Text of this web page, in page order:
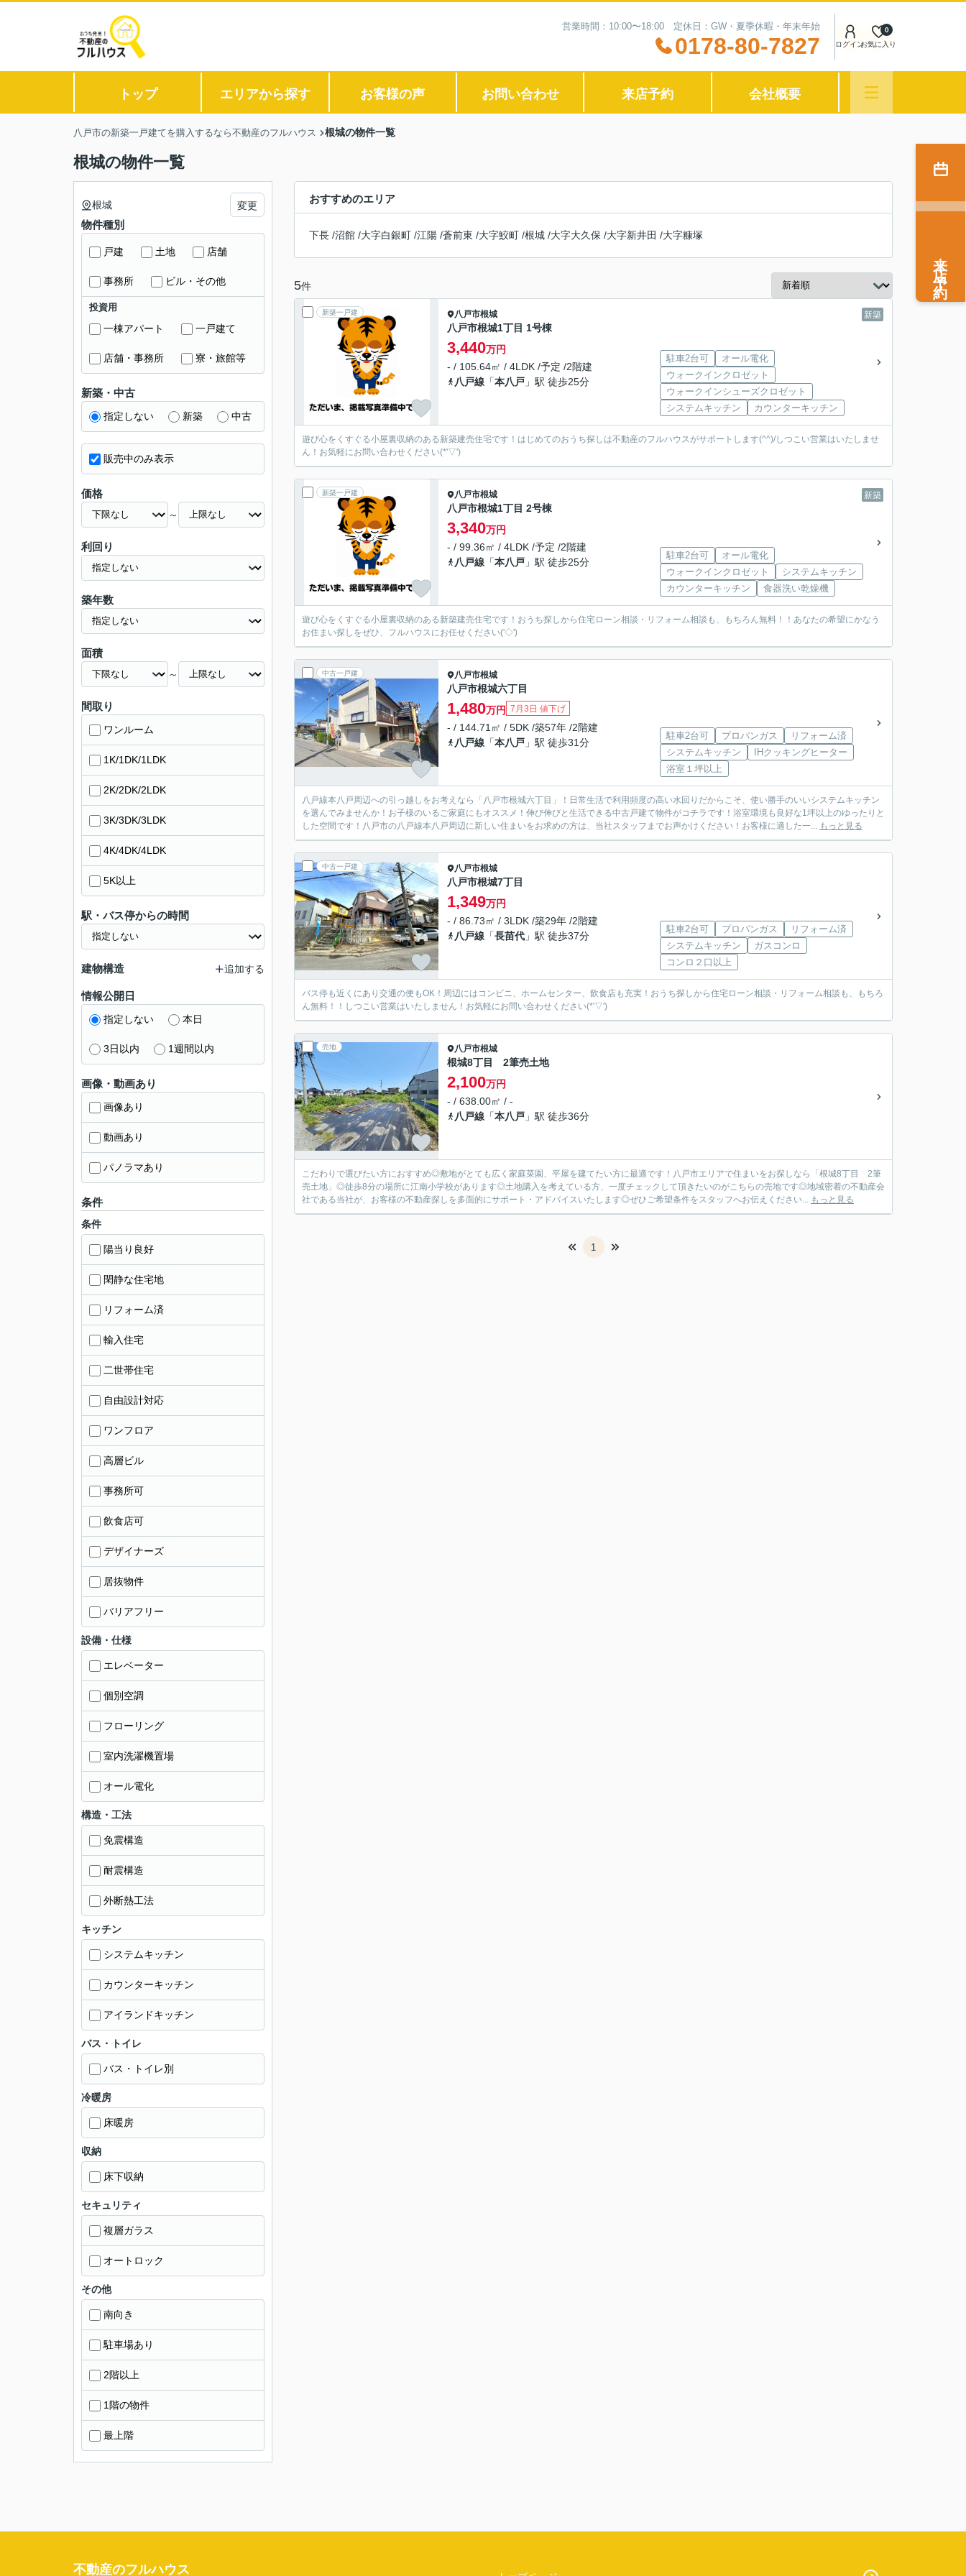
営業時間：10:00〜18:00 定休日：GW・夏季休暇・年末年始
0178-80-7827 ログインお気に入り
0
トップ エリアから探す お客様の声 お問い合わせ 来店予約 会社概要
八戸市の新築一戸建てを購入するなら不動産のフルハウス 根城の物件一覧
根城の物件一覧
おすすめのエリア
下長 /沼館 /大字白銀町 /江陽 /蒼前東 /大字鮫町 /根城 /大字大久保 /大字新井田 /大字糠塚
5件
新築一戸建 新築
八戸市根城
八戸市根城1丁目 1号棟
3,440万円
- / 105.64㎡ / 4LDK /予定 /2階建
八戸線 「本八戸 」駅 徒歩25分
駐車2台可
オール電化
ウォークインクロゼット
ウォークインシューズクロゼット
システムキッチン
カウンターキッチン
遊び心をくすぐる小屋裏収納のある新築建売住宅です！はじめてのおうち探しは不動産のフルハウスがサポートします(^^)/しつこい営業はいたしませ
ん！お気軽にお問い合わせください(*'▽')
新築一戸建 新築
八戸市根城
八戸市根城1丁目 2号棟
3,340万円
- / 99.36㎡ / 4LDK /予定 /2階建
八戸線 「本八戸 」駅 徒歩25分
駐車2台可
オール電化
ウォークインクロゼット
システムキッチン
カウンターキッチン
食器洗い乾燥機
遊び心をくすぐる小屋裏収納のある新築建売住宅です！おうち探しから住宅ローン相談・リフォーム相談も、もちろん無料！！あなたの希望にかなう
お住まい探しをぜひ、フルハウスにお任せください('◇')ゞ
中古一戸建 八戸市根城
八戸市根城六丁目
1,480万円 7月3日 値下げ
- / 144.71㎡ / 5DK /築57年 /2階建
八戸線 「本八戸 」駅 徒歩31分
駐車2台可 プロパンガス
リフォーム済
システムキッチン
IHクッキングヒーター
浴室１坪以上
八戸線本八戸周辺への引っ越しをお考えなら「八戸市根城六丁目」！日常生活で利用頻度の高い水回りだからこそ、使い勝手のいいシステムキッチン
を選んでみませんか！お子様のいるご家庭にもオススメ！伸び伸びと生活できる中古戸建て物件がコチラです！浴室環境も良好な1坪以上のゆったりと
した空間です！八戸市の八戸線本八戸周辺に新しい住まいをお求めの方は、当社スタッフまでお声かけください！お客様に適した一... もっと見る
中古一戸建 八戸市根城
八戸市根城7丁目
1,349万円
- / 86.73㎡ / 3LDK /築29年 /2階建
八戸線 「長苗代 」駅 徒歩37分
駐車2台可 プロパンガス
リフォーム済
システムキッチン
ガスコンロ
コンロ２口以上
バス停も近くにあり交通の便もOK！周辺にはコンビニ、ホームセンター、飲食店も充実！おうち探しから住宅ローン相談・リフォーム相談も、もちろ
ん無料！！しつこい営業はいたしません！お気軽にお問い合わせください(*'▽')
売地 八戸市根城
根城8丁目 2筆売土地
2,100万円
- / 638.00㎡ / -
八戸線 「本八戸 」駅 徒歩36分
こだわりで選びたい方におすすめ◎敷地がとても広く家庭菜園、平屋を建てたい方に最適です！八戸市エリアで住まいをお探しなら「根城8丁目 2筆
売土地」◎徒歩8分の場所に江南小学校があります◎土地購入を考えている方、一度チェックして頂きたいのがこちらの売地です◎地域密着の不動産会
社である当社が、お客様の不動産探しを多面的にサポート・アドバイスいたします◎ぜひご希望条件をスタッフへお伝えください... もっと見る
1
根城 変更
物件種別
戸建 土地 店舗
事務所 ビル・その他
投資用
一棟アパート 一戸建て
店舗・事務所 寮・旅館等
新築・中古
指定しない 新築 中古
販売中のみ表示
価格
～
利回り
築年数
面積
～
間取り
ワンルーム
1K/1DK/1LDK
2K/2DK/2LDK
3K/3DK/3LDK
4K/4DK/4LDK
5K以上
駅・バス停からの時間
建物構造 追加する
情報公開日
指定しない 本日
3日以内 1週間以内
画像・動画あり
画像あり
動画あり
パノラマあり
条件
条件
陽当り良好
閑静な住宅地
リフォーム済
輸入住宅
二世帯住宅
自由設計対応
ワンフロア
高層ビル
事務所可
飲食店可
デザイナーズ
居抜物件
バリアフリー
設備・仕様
エレベーター
個別空調
フローリング
室内洗濯機置場
オール電化
構造・工法
免震構造
耐震構造
外断熱工法
キッチン
システムキッチン
カウンターキッチン
アイランドキッチン
バス・トイレ
バス・トイレ別
冷暖房
床暖房
収納
床下収納
セキュリティ
複層ガラス
オートロック
その他
南向き
駐車場あり
2階以上
1階の物件
最上階
来店予約
不動産のフルハウス